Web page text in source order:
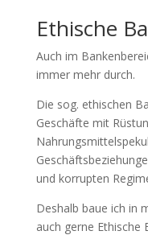
Ethische
Auch im
immer mehr durch.
Die sog. ethischen
Geschäfte mit
und korrupten
Deshalb baue ich in
auch gerne Ethische